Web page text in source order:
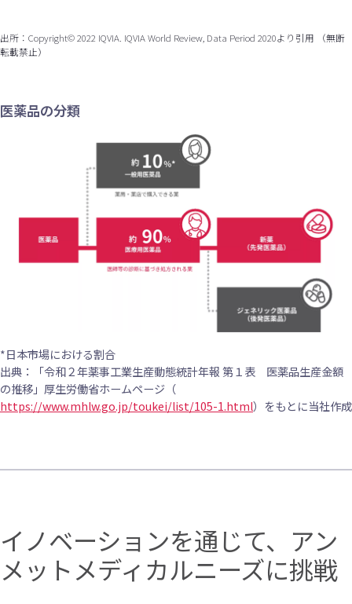
出所：Copyright© 2022 IQVIA. IQVIA World Review, Data Period 2020より引用 （無断
転載禁止）
医薬品の分類
*日本市場における割合
出典：「令和２年薬事工業生産動態統計年報 第１表 医薬品生産金額
の推移」厚生労働省ホームページ（
https://www.mhlw.go.jp/toukei/list/105-1.html）をもとに当社作成
イノベーションを通じて、アン
メットメディカルニーズに挑戦